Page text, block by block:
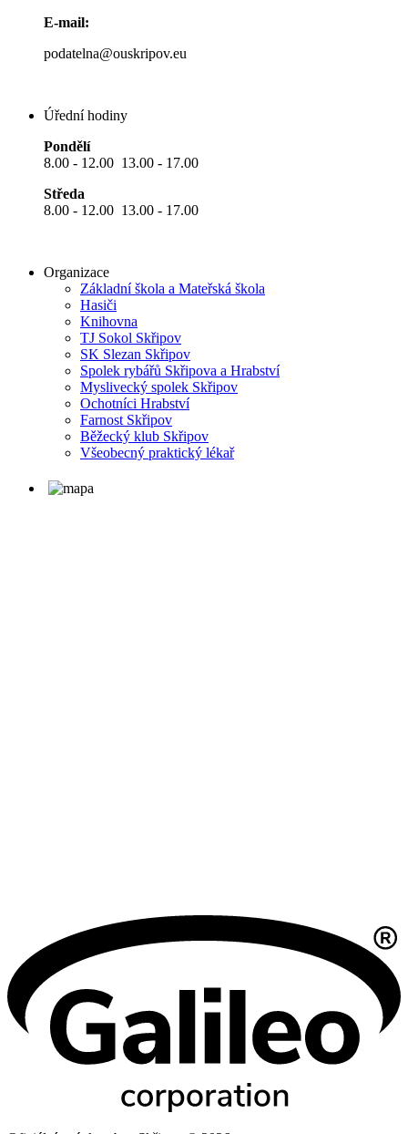
E-mail:
podatelna@ouskripov.eu
Úřední hodiny
Pondělí
8.00 - 12.00 13.00 - 17.00
Středa
8.00 - 12.00 13.00 - 17.00
Organizace
Základní škola a Mateřská škola
Hasiči
Knihovna
TJ Sokol Skřipov
SK Slezan Skřipov
Spolek rybářů Skřipova a Hrabství
Myslivecký spolek Skřipov
Ochotníci Hrabství
Farnost Skřipov
Běžecký klub Skřipov
Všeobecný praktický lékař